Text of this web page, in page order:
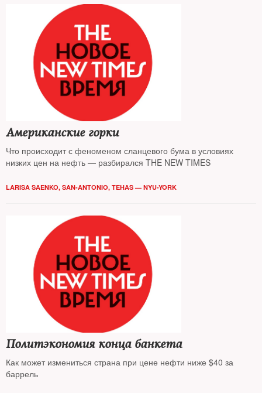
Американские горки
Что происходит с феноменом сланцевого бума в условиях
низких цен на нефть — разбирался THE NEW TIMES
LARISA SAENKO, SAN-ANTONIO, TEHAS — NYU-YORK
Политэкономия конца банкета
Как может измениться страна при цене нефти ниже $40 за
баррель